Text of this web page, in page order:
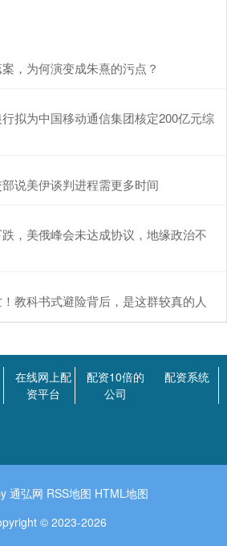
，为何演变成朱熹的污点？
拟为中国移动通信集团核定200亿元综
说美伊谈判进程需更多时间
，美俄峰会未达成协议，地缘政治不
教科书式避险背后，是这群较真的人
在线网上配
资平台
配资10倍的
公司
配资系统
通弘网 RSS地图 HTML地图
© 2023-2026